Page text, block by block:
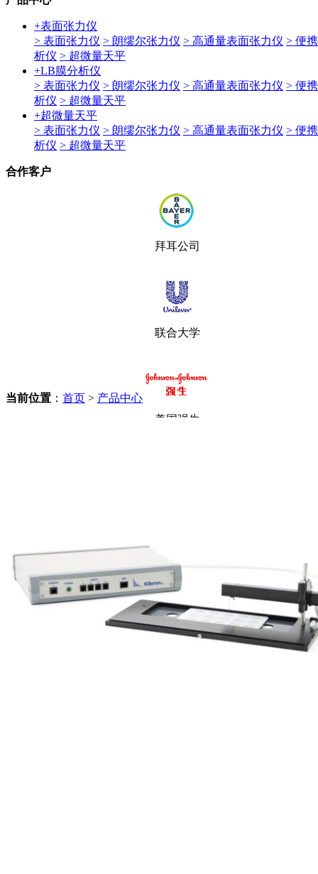
+表面张力仪
> 表面张力仪 > 朗缪尔张力仪 > 高通量表面张力仪 > 便
析仪 > 超微量天平
+LB膜分析仪
> 表面张力仪 > 朗缪尔张力仪 > 高通量表面张力仪 > 便
析仪 > 超微量天平
+超微量天平
> 表面张力仪 > 朗缪尔张力仪 > 高通量表面张力仪 > 便
析仪 > 超微量天平
合作客户
拜耳公司
联合大学
美国强生
当前位置 ： 首页 > 产品中心